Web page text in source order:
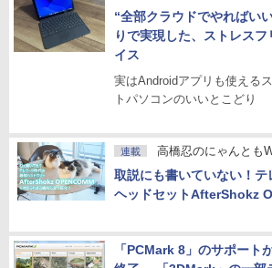
“全部クラウドでやればい
りで実現した、ストレス
イス
実はAndroidアプリも使える
トパソコンのいいとこどり
連載 高橋忍のにゃんとも
取説にも書いていない！
ヘッドセットAfterShokz
「PCMark 8」のサポート